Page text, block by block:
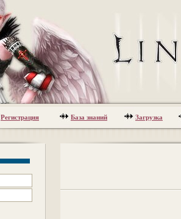
Регистрация База знаний Загрузка